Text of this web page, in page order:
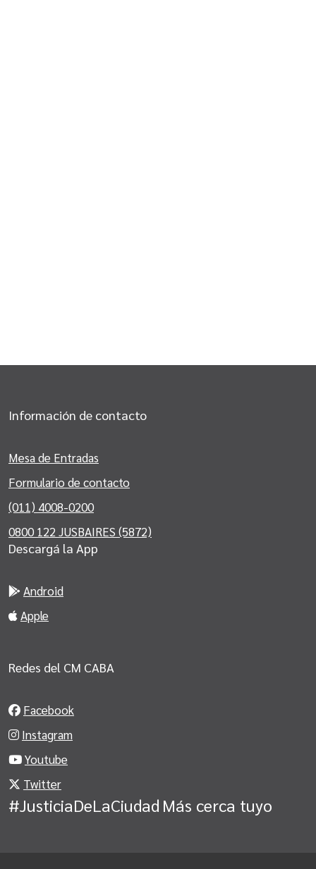
Información de contacto
Mesa de Entradas
Formulario de contacto
(011) 4008-0200
0800 122 JUSBAIRES (5872)
Descargá la App
Android
Apple
Redes del CM CABA
Facebook
Instagram
Youtube
Twitter
#JusticiaDeLaCiudad Más cerca tuyo